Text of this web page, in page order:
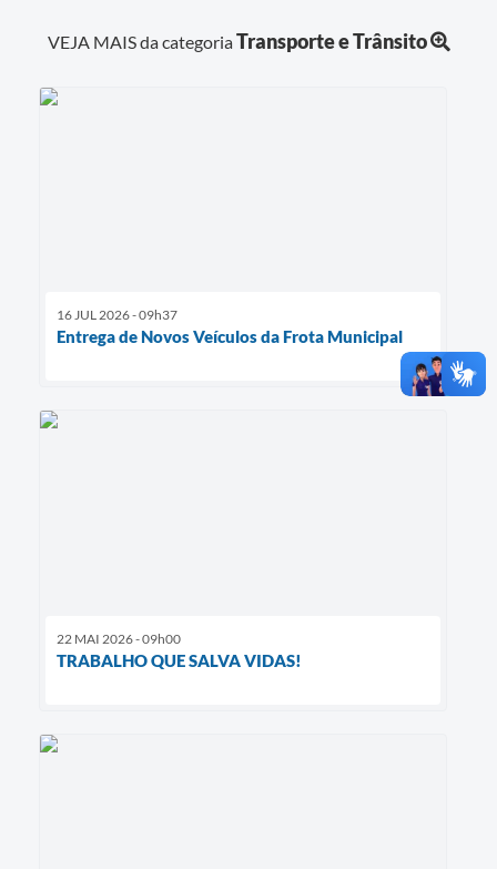
VEJA MAIS da categoriaTransporte e Trânsito
16 JUL 2026 - 09h37
Entrega de Novos Veículos da Frota Municipal
22 MAI 2026 - 09h00
TRABALHO QUE SALVA VIDAS!